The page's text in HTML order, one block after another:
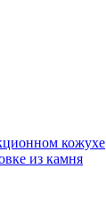
кожухе
из камня